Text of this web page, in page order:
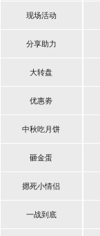
现场活动
分享助力
大转盘
优惠劵
中秋吃月饼
砸金蛋
摁死小情侣
一战到底